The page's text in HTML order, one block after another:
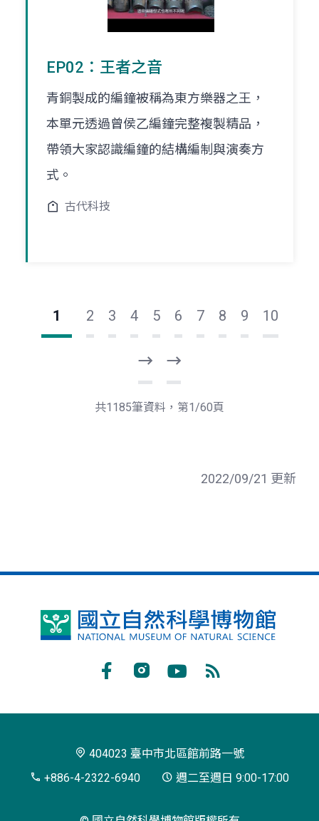
EP02：王者之音
青銅製成的編鐘被稱為東方樂器之王，
本單元透過曾侯乙編鐘完整複製精品，
帶領大家認識編鐘的結構編制與演奏方
式。
古代科技
1 2 3 4 5 6 7 8 9 10
一
頁
後
一
共1185筆資料，第1/60頁
2022/09/21 更新
國
博
閱
404023 臺中市北區館前路一號
+886-4-2322-6940
週二至週日 9:00-17:00